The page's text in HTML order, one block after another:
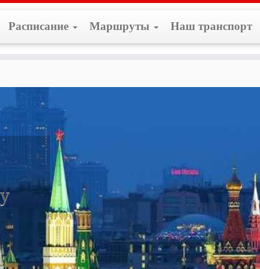
Расписание Маршруты Наш транспорт